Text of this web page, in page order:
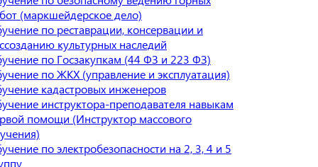
(маркшейдерское дело)
по реставрации, консервации и
культурных наследий
по Госзакупкам (44 ФЗ и 223 ФЗ)
по ЖКХ (управление и эксплуатация)
кадастровых инженеров
инструктора-преподавателя навыкам
помощи (Инструктор массового
по электробезопасности на 2, 3, 4 и 5